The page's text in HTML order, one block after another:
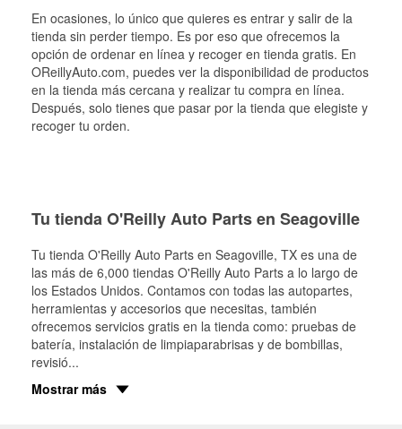
En ocasiones, lo único que quieres es entrar y salir de la
tienda sin perder tiempo. Es por eso que ofrecemos la
opción de ordenar en línea y recoger en tienda gratis. En
OReillyAuto.com, puedes ver la disponibilidad de productos
en la tienda más cercana y realizar tu compra en línea.
Después, solo tienes que pasar por la tienda que elegiste y
recoger tu orden.
Tu tienda O'Reilly Auto Parts en Seagoville
Tu tienda O'Reilly Auto Parts en Seagoville, TX es una de
las más de 6,000 tiendas O'Reilly Auto Parts a lo largo de
los Estados Unidos. Contamos con todas las autopartes,
herramientas y accesorios que necesitas, también
ofrecemos servicios gratis en la tienda como: pruebas de
batería, instalación de limpiaparabrisas y de bombillas,
revisió...
Mostrar más